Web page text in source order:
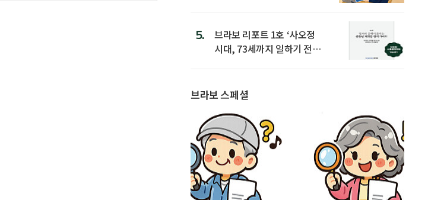
5.
브라보 리포트 1호 ‘사오정
시대, 73세까지 일하기 전략’
브라보 스페셜